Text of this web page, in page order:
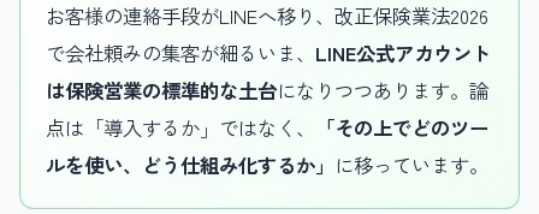
お客様の連絡手段がLINEへ移り、改正保険業法2026
で会社頼みの集客が細るいま、 LINE公式アカウント
は保険営業の標準的な土台になりつつあります。論
点は「導入するか」ではなく、
「その上でどのツー
ルを使い、どう仕組み化するか」 に移っています。